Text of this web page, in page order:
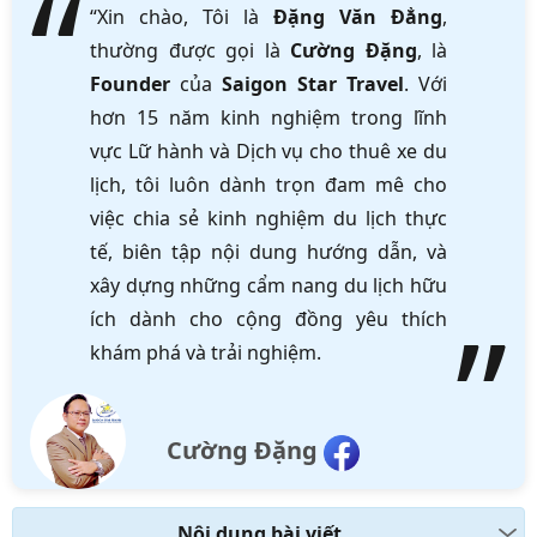
“Xin chào, Tôi là Đặng Văn Đẳng,
thường được gọi là Cường Đặng, là
Founder của Saigon Star Travel. Với
hơn 15 năm kinh nghiệm trong lĩnh
vực Lữ hành và Dịch vụ cho thuê xe du
lịch, tôi luôn dành trọn đam mê cho
việc chia sẻ kinh nghiệm du lịch thực
tế, biên tập nội dung hướng dẫn, và
xây dựng những cẩm nang du lịch hữu
ích dành cho cộng đồng yêu thích
khám phá và trải nghiệm.
Cường Đặng